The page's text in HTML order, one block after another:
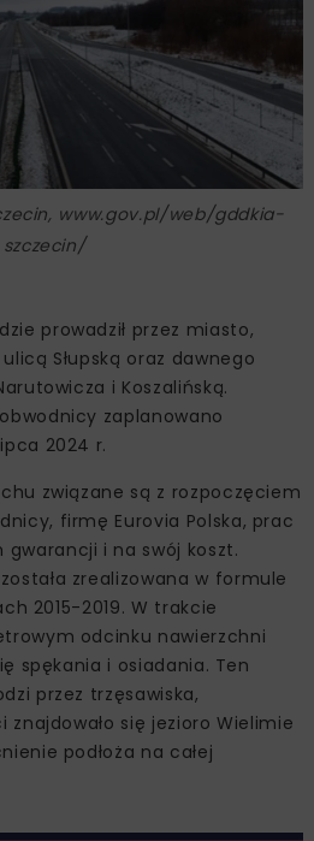
www.gov.pl/web/gddkia-
szczecin/
prowadził przez miasto,
Słupską oraz dawnego
i Koszalińską.
zaplanowano
2024 r.
związane są z rozpoczęciem
firmę Eurovia Polska, prac
i na swój koszt.
zrealizowana w formule
2015-2019. W trakcie
odcinku nawierzchni
spękania i osiadania. Ten
przez trzęsawiska,
znajdowało się jezioro Wielimie
podłoża na całej